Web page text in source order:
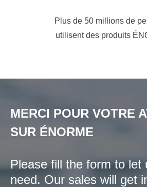
Plus de 50 millions de
utilisent des produits
MERCI POUR VOTRE
SUR ÉNORME
Please fill the form to let
need. Our sales will get